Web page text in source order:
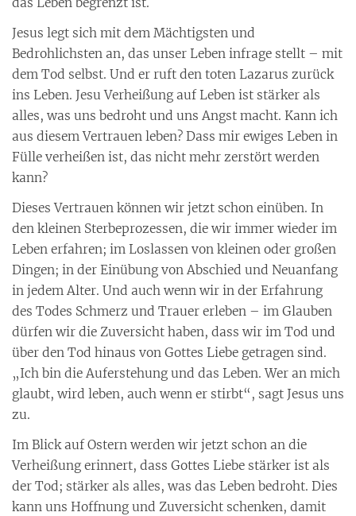
das Leben begrenzt ist.
Jesus legt sich mit dem Mächtigsten und
Bedrohlichsten an, das unser Leben infrage stellt – mit
dem Tod selbst. Und er ruft den toten Lazarus zurück
ins Leben. Jesu Verheißung auf Leben ist stärker als
alles, was uns bedroht und uns Angst macht. Kann ich
aus diesem Vertrauen leben? Dass mir ewiges Leben in
Fülle verheißen ist, das nicht mehr zerstört werden
kann?
Dieses Vertrauen können wir jetzt schon einüben. In
den kleinen Sterbeprozessen, die wir immer wieder im
Leben erfahren; im Loslassen von kleinen oder großen
Dingen; in der Einübung von Abschied und Neuanfang
in jedem Alter. Und auch wenn wir in der Erfahrung
des Todes Schmerz und Trauer erleben – im Glauben
dürfen wir die Zuversicht haben, dass wir im Tod und
über den Tod hinaus von Gottes Liebe getragen sind.
„Ich bin die Auferstehung und das Leben. Wer an mich
glaubt, wird leben, auch wenn er stirbt“, sagt Jesus uns
zu.
Im Blick auf Ostern werden wir jetzt schon an die
Verheißung erinnert, dass Gottes Liebe stärker ist als
der Tod; stärker als alles, was das Leben bedroht. Dies
kann uns Hoffnung und Zuversicht schenken, damit